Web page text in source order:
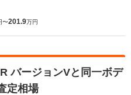
〜201.9万円
バージョンVと同一ボデ
定相場